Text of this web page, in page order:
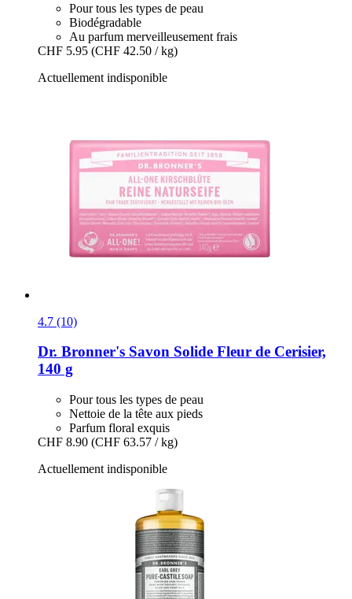
Pour tous les types de peau
Biodégradable
Au parfum merveilleusement frais
CHF 5.95 (CHF 42.50 / kg)
Actuellement indisponible
4.7 (10)
Dr. Bronner's Savon Solide Fleur de Cerisier,
140 g
Pour tous les types de peau
Nettoie de la tête aux pieds
Parfum floral exquis
CHF 8.90 (CHF 63.57 / kg)
Actuellement indisponible